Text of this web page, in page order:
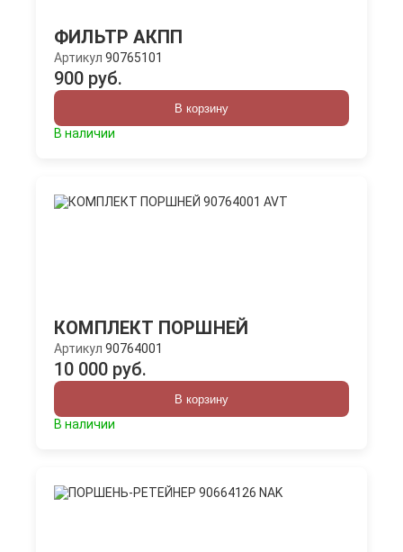
ФИЛЬТР АКПП
Артикул 90765101
900 руб.
В корзину
В наличии
КОМПЛЕКТ ПОРШНЕЙ
Артикул 90764001
10 000 руб.
В корзину
В наличии